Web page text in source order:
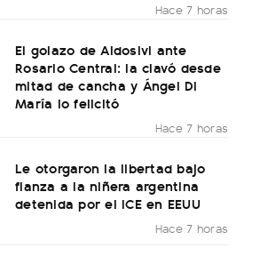
Hace 7 horas
El golazo de Aldosivi ante
Rosario Central: la clavó desde
mitad de cancha y Ángel Di
María lo felicitó
Hace 7 horas
Le otorgaron la libertad bajo
fianza a la niñera argentina
detenida por el ICE en EEUU
Hace 7 horas